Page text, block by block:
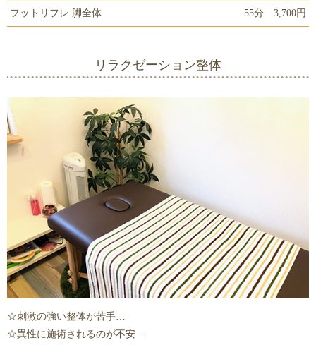
フットリフレ 脚全体 55分 3,700円
リラクゼーション整体
☆刺激の強い整体が苦手…
☆異性に施術されるのが不安…